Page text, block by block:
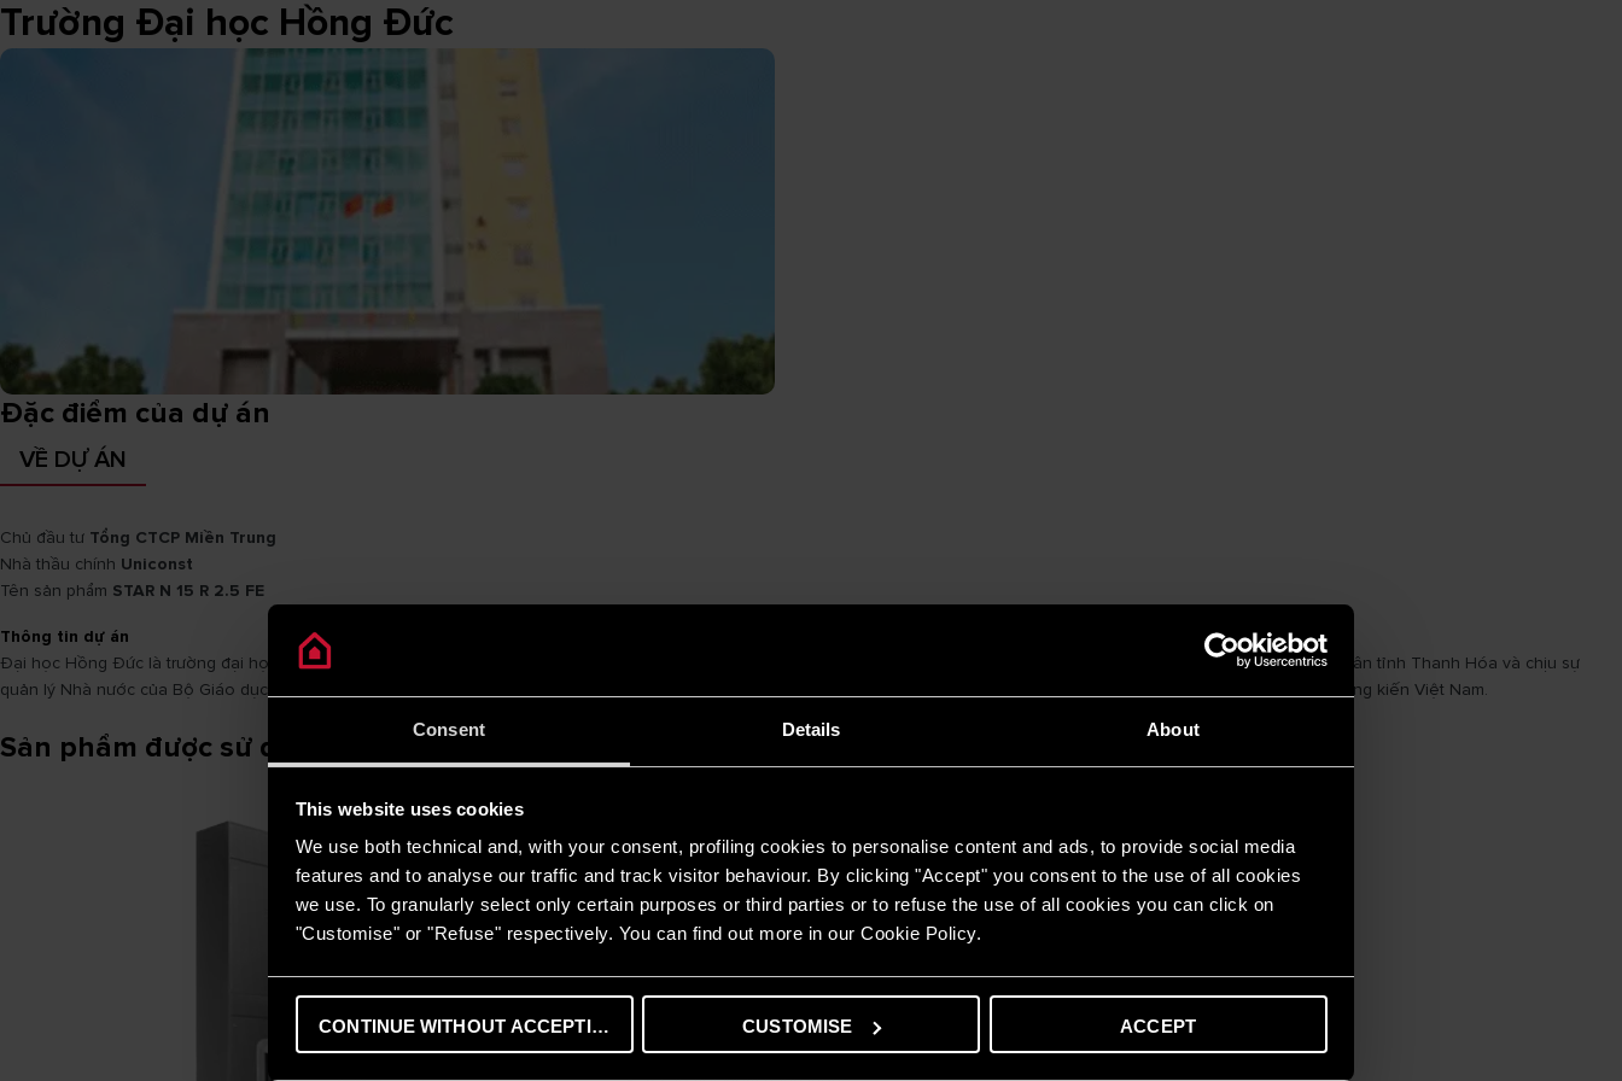
Consent Details About
This website uses cookies
We use both technical and, with your consent, profiling cookies to personalise content and ads, to provide social media
features and to analyse our traffic and track visitor behaviour. By clicking "Accept" you consent to the use of all cookies
we use. To granularly select only certain purposes or third parties or to refuse the use of all cookies you can click on
"Customise" or "Refuse" respectively. You can find out more in our Cookie Policy.
CONTINUE WITHOUT ACCEPTING CUSTOMISE ACCEPT
Trường Đại học Hồng Đức
Đặc điểm của dự án
VỀ DỰ ÁN
Chủ đầu tư Tổng CTCP Miền Trung
Nhà thầu chính Uniconst
Tên sản phẩm STAR N 15 R 2.5 FE
Thông tin dự án
Đại học Hồng Đức là trường đại học đầu tiên trong hệ thống giáo dục đại học Việt Nam được thành lập theo mô hình mới: Đại học công lập, đa ngành, trực thuộc Ủy ban nhân dân tỉnh Thanh Hóa và chịu sự
quản lý Nhà nước của Bộ Giáo dục và Đào tạo. Trường được vinh dự mang niên hiệu vua Lê Thánh Tông – một trong những vị hoàng đế anh minh nhất trong lịch sử chế độ phong kiến Việt Nam.
Sản phẩm được sử dụng
MÁY NƯỚC NÓNG GIÁN TIẾP
ANDRIS2 B
Tính năng
Mức nhiệt đọ tùy chỉnh
Hệ thống an toàn đồng bộ TSS.
Lớp cách nhiệt mật độ cao – giữ nước nóng lên đến 48 giờ.
Công nghệ Flexomix – cho nhiều nước nóng hơn 10%.